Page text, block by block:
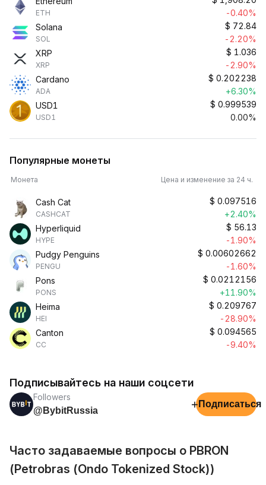
ETH
-0.40%
Solana
SOL
$ 72.84
-2.20%
XRP
XRP
$ 1.036
-2.90%
Cardano
ADA
$ 0.202238
+6.30%
USD1
USD1
$ 0.999539
0.00%
Популярные монеты
Монета Цена и изменение за 24 ч.
Cash Cat
CASHCAT
$ 0.097516
+2.40%
Hyperliquid
HYPE
$ 56.13
-1.90%
Pudgy Penguins
PENGU
$ 0.00602662
-1.60%
Pons
PONS
$ 0.0212156
+11.90%
Heima
HEI
$ 0.209767
-28.90%
Canton
CC
$ 0.094565
-9.40%
Подписывайтесь на наши соцсети
Followers
@BybitRussia
+ Подписаться
Часто задаваемые вопросы о PBRON
(Petrobras (Ondo Tokenized Stock))